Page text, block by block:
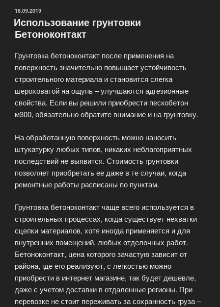
материалов»
ОПУБЛИКОВАНО
16.09.2019
Использование грунтовки
Бетоноконтакт
Грунтовка бетоноконтакт после применения на
поверхность значительно повышает устойчивость
строительного материала и становится слегка
шероховатой на ощупь – улучшаются адгезионные
свойства. Если вы решили приобрести пескобетон
м300, обязательно обратите внимание и на грунтовку.
На обработанную поверхность можно наносить
штукатурку любых типов, никаких неблагоприятных
последствий не выявится. Стоимость грунтовки
позволяет приобретать ее даже в те случаи, когда
ремонтные работы расписаны по пунктам.
Грунтовка бетоноконтакт чаще всего используется в
строительных процессах, когда существует нехватки
сцепки материалов, хотя иногда применяется и для
внутренних помещений, любых отделочных работ.
Бетоноконтакт, цена которого зачастую зависит от
района, где его реализуют, с легкостью можно
приобрести в интернет магазине, так будет дешевле,
даже с учетом доставки в отдаленные регионы. При
перевозке не стоит переживать за сохранность груза –